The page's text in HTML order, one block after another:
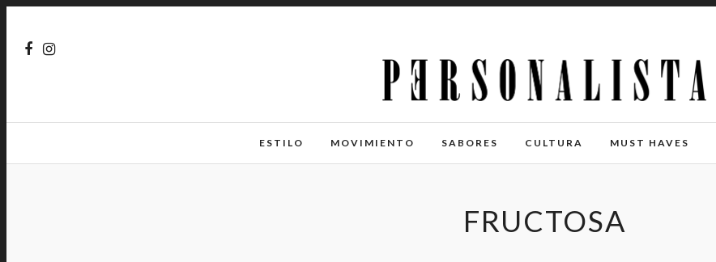
ESTILO MOVIMIENTO SABORES CULTURA MUST HAVES
FRUCTOSA